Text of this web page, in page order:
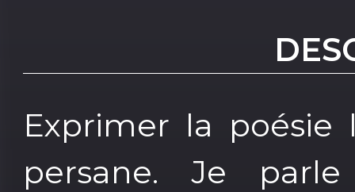
Exprimer la poésie
persane. Je